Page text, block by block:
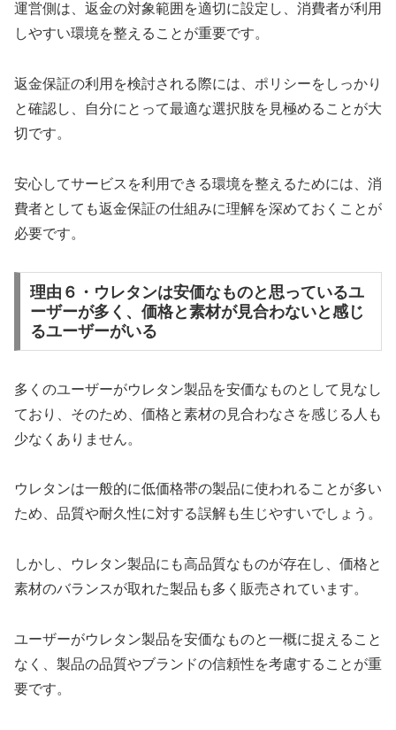
運営側は、返金の対象範囲を適切に設定し、消費者が利用
しやすい環境を整えることが重要です。
返金保証の利用を検討される際には、ポリシーをしっかり
と確認し、自分にとって最適な選択肢を見極めることが大
切です。
安心してサービスを利用できる環境を整えるためには、消
費者としても返金保証の仕組みに理解を深めておくことが
必要です。
理由６・ウレタンは安価なものと思っているユ
ーザーが多く、価格と素材が見合わないと感じ
るユーザーがいる
多くのユーザーがウレタン製品を安価なものとして見なし
ており、そのため、価格と素材の見合わなさを感じる人も
少なくありません。
ウレタンは一般的に低価格帯の製品に使われることが多い
ため、品質や耐久性に対する誤解も生じやすいでしょう。
しかし、ウレタン製品にも高品質なものが存在し、価格と
素材のバランスが取れた製品も多く販売されています。
ユーザーがウレタン製品を安価なものと一概に捉えること
なく、製品の品質やブランドの信頼性を考慮することが重
要です。